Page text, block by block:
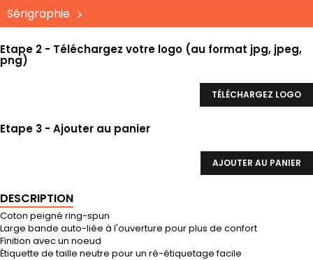
Sérigraphie
Etape 2 - Téléchargez votre logo (au format jpg, jpeg,
png)
TÉLÉCHARGEZ LOGO
Etape 3 - Ajouter au panier
AJOUTER AU PANIER
DESCRIPTION
Coton peigné ring-spun
Large bande auto-liée à l'ouverture pour plus de confort
Finition avec un noeud
Étiquette de taille neutre pour un ré-étiquetage facile